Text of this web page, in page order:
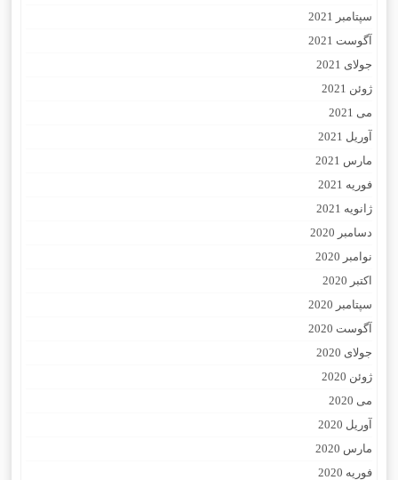
سپتامبر 2021
آگوست 2021
جولای 2021
ژوئن 2021
می 2021
آوریل 2021
مارس 2021
فوریه 2021
ژانویه 2021
دسامبر 2020
نوامبر 2020
اکتبر 2020
سپتامبر 2020
آگوست 2020
جولای 2020
ژوئن 2020
می 2020
آوریل 2020
مارس 2020
فوریه 2020